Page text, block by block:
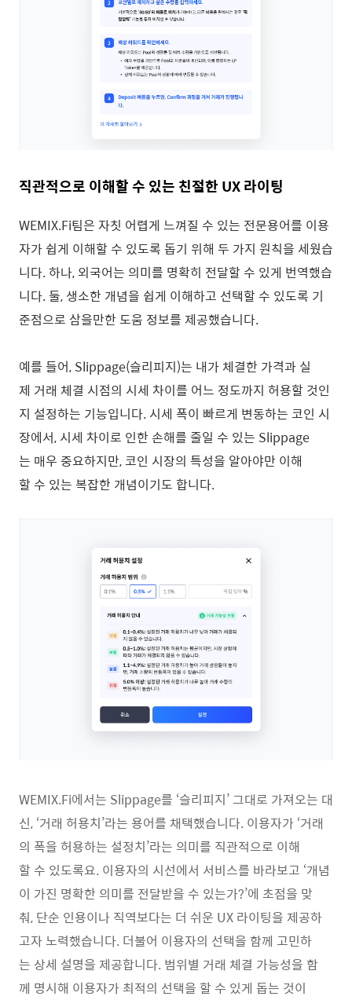
직관적으로 이해할 수 있는 친절한 UX 라이팅
WEMIX.Fi팀은 자칫 어렵게 느껴질 수 있는 전문용어를 이용
자가 쉽게 이해할 수 있도록 돕기 위해 두 가지 원칙을 세웠습
니다. 하나, 외국어는 의미를 명확히 전달할 수 있게 번역했습
니다. 둘, 생소한 개념을 쉽게 이해하고 선택할 수 있도록 기
준점으로 삼을만한 도움 정보를 제공했습니다.
예를 들어, Slippage(슬리피지)는 내가 체결한 가격과 실
제 거래 체결 시점의 시세 차이를 어느 정도까지 허용할 것인
지 설정하는 기능입니다. 시세 폭이 빠르게 변동하는 코인 시
장에서, 시세 차이로 인한 손해를 줄일 수 있는 Slippage
는 매우 중요하지만, 코인 시장의 특성을 알아야만 이해
할 수 있는 복잡한 개념이기도 합니다.
WEMIX.Fi에서는 Slippage를 ‘슬리피지’ 그대로 가져오는 대
신, ‘거래 허용치’라는 용어를 채택했습니다. 이용자가 ‘거래
의 폭을 허용하는 설정치’라는 의미를 직관적으로 이해
할 수 있도록요. 이용자의 시선에서 서비스를 바라보고 ‘개념
이 가진 명확한 의미를 전달받을 수 있는가?’에 초점을 맞
춰, 단순 인용이나 직역보다는 더 쉬운 UX 라이팅을 제공하
고자 노력했습니다. 더불어 이용자의 선택을 함께 고민하
는 상세 설명을 제공합니다. 범위별 거래 체결 가능성을 함
께 명시해 이용자가 최적의 선택을 할 수 있게 돕는 것이